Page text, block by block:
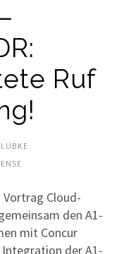
Ruf
Cloud-
den A1-
mit Concur
der A1-